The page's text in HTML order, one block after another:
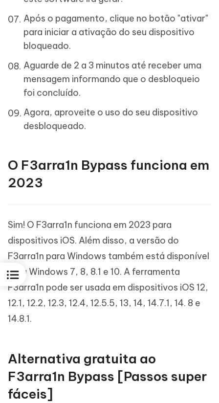
Após o pagamento, clique no botão "ativar"
para iniciar a ativação do seu dispositivo
bloqueado.
Aguarde de 2 a 3 minutos até receber uma
mensagem informando que o desbloqueio
foi concluído.
Agora, aproveite o uso do seu dispositivo
desbloqueado.
O F3arra1n Bypass funciona em
2023
Sim! O F3arra1n funciona em 2023 para
dispositivos iOS. Além disso, a versão do
F3arra1n para Windows também está disponível
para Windows 7, 8, 8.1 e 10. A ferramenta
F3arra1n pode ser usada em dispositivos iOS 12,
12.1, 12.2, 12.3, 12.4, 12.5.5, 13, 14, 14.7.1, 14. 8 e
14.8.1.
Alternativa gratuita ao
F3arra1n Bypass [Passos super
fáceis]